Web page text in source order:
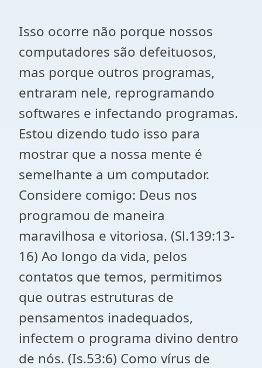
Isso ocorre não porque nossos
computadores são defeituosos,
mas porque outros programas,
entraram nele, reprogramando
softwares e infectando programas.
Estou dizendo tudo isso para
mostrar que a nossa mente é
semelhante a um computador.
Considere comigo: Deus nos
programou de maneira
maravilhosa e vitoriosa. (Sl.139:13-
16) Ao longo da vida, pelos
contatos que temos, permitimos
que outras estruturas de
pensamentos inadequados,
infectem o programa divino dentro
de nós. (Is.53:6) Como vírus de